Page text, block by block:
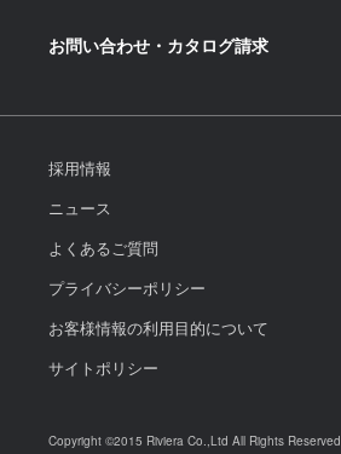
お問い合わせ・カタログ請求
採用情報
ニュース
よくあるご質問
プライバシーポリシー
お客様情報の利用目的について
サイトポリシー
Copyright ©2015 Riviera Co.,Ltd All Rights Reserved.